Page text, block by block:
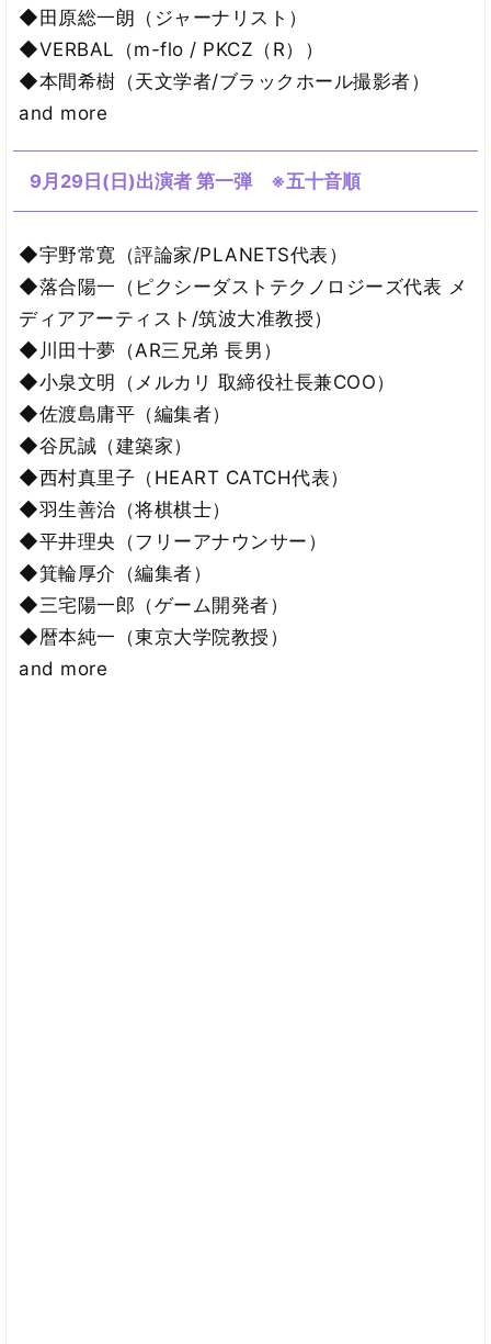
◆田原総一朗（ジャーナリスト）
◆VERBAL（m-flo / PKCZ（R））
◆本間希樹（天文学者/ブラックホール撮影者）
and more
9月29日(日)出演者 第一弾 ※五十音順
◆宇野常寛（評論家/PLANETS代表）
◆落合陽一（ピクシーダストテクノロジーズ代表 メ
ディアアーティスト/筑波大准教授）
◆川田十夢（AR三兄弟 長男）
◆小泉文明（メルカリ 取締役社長兼COO）
◆佐渡島庸平（編集者）
◆谷尻誠（建築家）
◆西村真里子（HEART CATCH代表）
◆羽生善治（将棋棋士）
◆平井理央（フリーアナウンサー）
◆箕輪厚介（編集者）
◆三宅陽一郎（ゲーム開発者）
◆暦本純一（東京大学院教授）
and more